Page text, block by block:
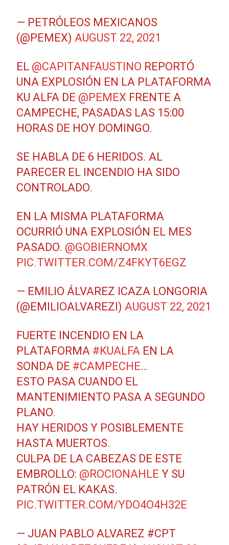
— PETRÓLEOS MEXICANOS
(@PEMEX) AUGUST 22, 2021
EL @CAPITANFAUSTINO REPORTÓ
UNA EXPLOSIÓN EN LA PLATAFORMA
KU ALFA DE @PEMEX FRENTE A
CAMPECHE, PASADAS LAS 15:00
HORAS DE HOY DOMINGO.
SE HABLA DE 6 HERIDOS. AL
PARECER EL INCENDIO HA SIDO
CONTROLADO.
EN LA MISMA PLATAFORMA
OCURRIÓ UNA EXPLOSIÓN EL MES
PASADO. @GOBIERNOMX
PIC.TWITTER.COM/Z4FKYT6EGZ
— EMILIO ÁLVAREZ ICAZA LONGORIA
(@EMILIOALVAREZI) AUGUST 22, 2021
FUERTE INCENDIO EN LA
PLATAFORMA #KUALFA EN LA
SONDA DE #CAMPECHE…
ESTO PASA CUANDO EL
MANTENIMIENTO PASA A SEGUNDO
PLANO.
HAY HERIDOS Y POSIBLEMENTE
HASTA MUERTOS.
CULPA DE LA CABEZAS DE ESTE
EMBROLLO: @ROCIONAHLE Y SU
PATRÓN EL KAKAS.
PIC.TWITTER.COM/YDO4O4H32E
— JUAN PABLO ALVAREZ #CPT